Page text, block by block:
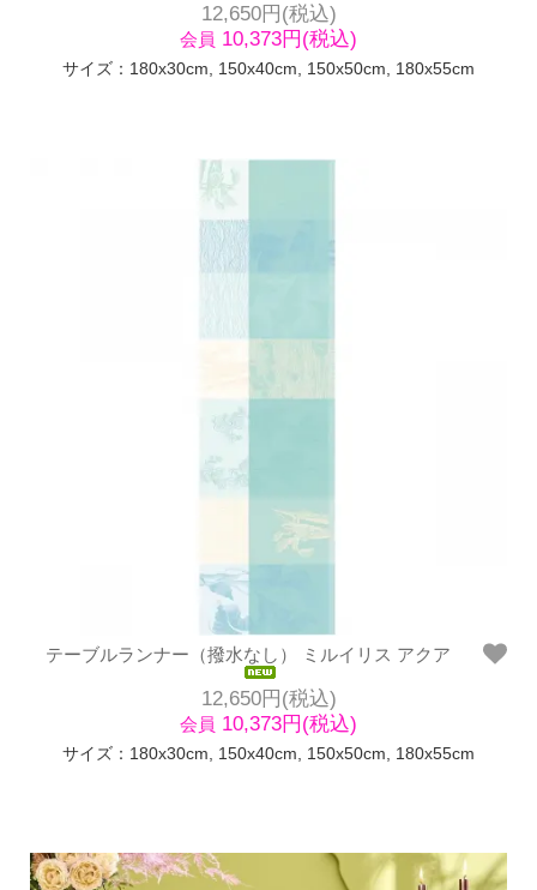
12,650円(税込)
会員 10,373円(税込)
サイズ：180x30cm, 150x40cm, 150x50cm, 180x55cm
テーブルランナー（撥水なし） ミルイリス アクア
12,650円(税込)
会員 10,373円(税込)
サイズ：180x30cm, 150x40cm, 150x50cm, 180x55cm